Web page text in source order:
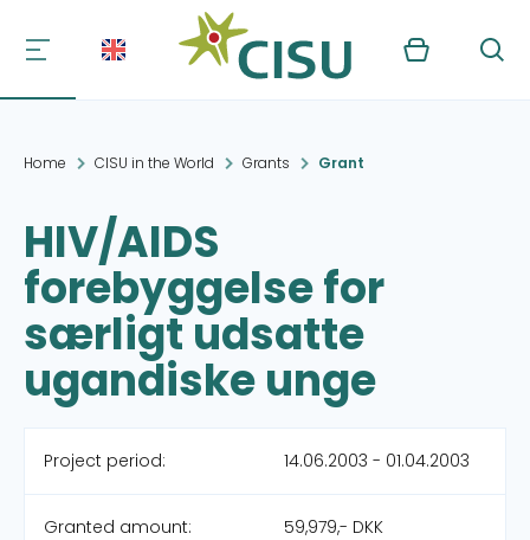
Kurv Søg
Home CISU in the World Grants Grant
HIV/AIDS
forebyggelse for
særligt udsatte
ugandiske unge
Project period: 14.06.2003 - 01.04.2003
Granted amount: 59,979,- DKK